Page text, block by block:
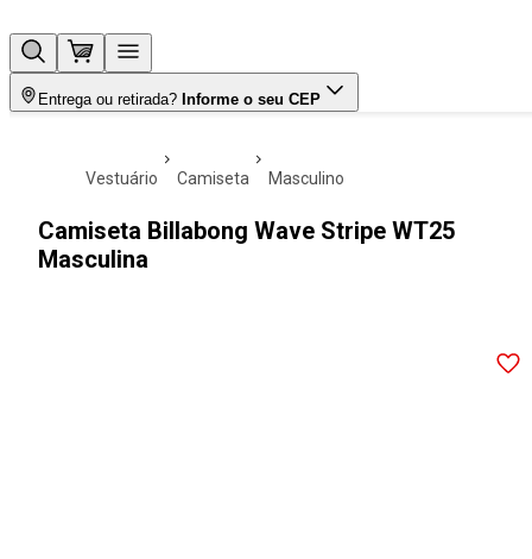
Entrega ou retirada? Informe o seu CEP
vestuário camiseta masculino
Camiseta Billabong Wave Stripe WT25
Masculina